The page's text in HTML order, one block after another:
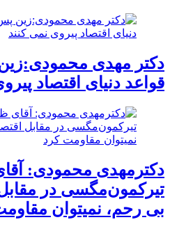
دکتر مهدی
قواعد دنیاى اقتصاد
دکترمهدى محمودى:
تیرکمون‌مگسی در
بی رحم، نمیتوان